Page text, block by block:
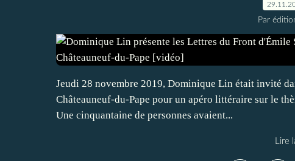
Par
Jeudi 28 novembre 2019, Dominique Lin était invité
Châteauneuf-du-Pape pour un apéro littéraire sur le
Une cinquantaine de personnes avaient...
Lire